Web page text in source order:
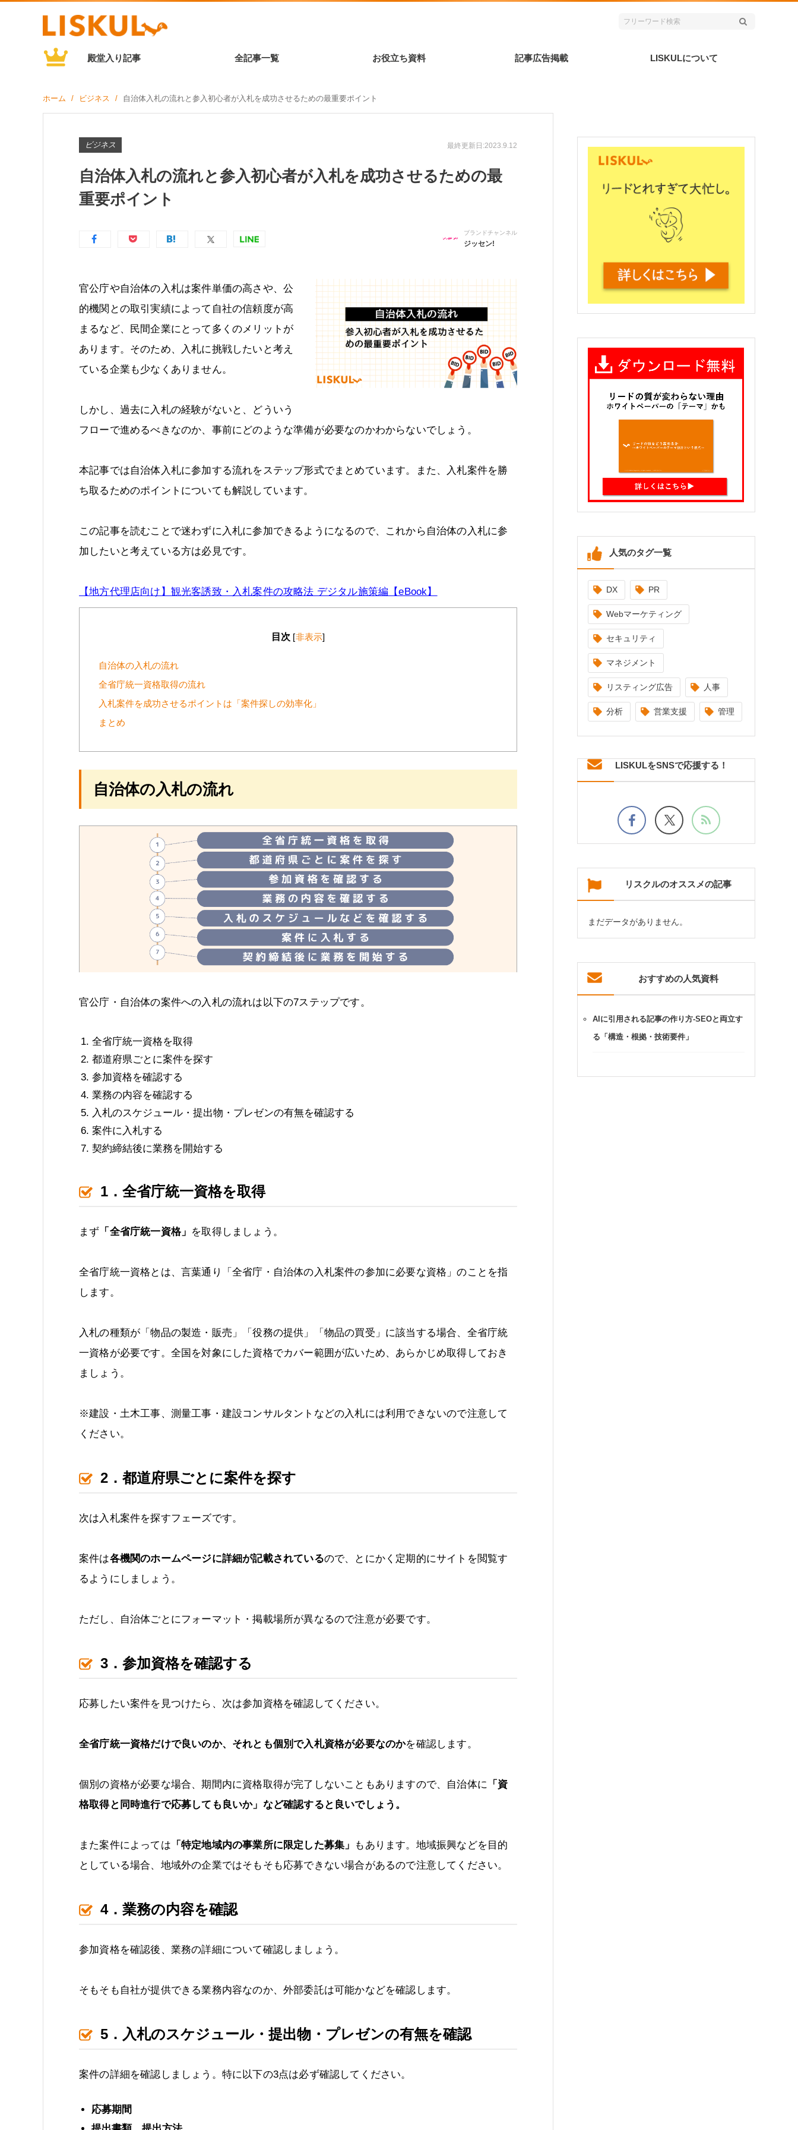
殿堂入り記事 全記事一覧 お役立ち資料 記事広告掲載 LISKULについて
ホーム ビジネス 自治体入札の流れと参入初心者が入札を成功させるための最重要ポイント
ビジネス 最終更新日:2023.9.12
自治体入札の流れと参入初心者が入札を成功させるための最
重要ポイント
ブランドチャンネル
ジッセン!
官公庁や自治体の入札は案件単価の高さや、公
的機関との取引実績によって自社の信頼度が高
まるなど、民間企業にとって多くのメリットが
あります。そのため、入札に挑戦したいと考え
ている企業も少なくありません。
しかし、過去に入札の経験がないと、どういう
フローで進めるべきなのか、事前にどのような準備が必要なのかわからないでしょう。
本記事では自治体入札に参加する流れをステップ形式でまとめています。また、入札案件を勝
ち取るためのポイントについても解説しています。
この記事を読むことで迷わずに入札に参加できるようになるので、これから自治体の入札に参
加したいと考えている方は必見です。
【地方代理店向け】観光客誘致・入札案件の攻略法 デジタル施策編【eBook】
目次 [非表示]
自治体の入札の流れ
全省庁統一資格取得の流れ
入札案件を成功させるポイントは「案件探しの効率化」
まとめ
自治体の入札の流れ
官公庁・自治体の案件への入札の流れは以下の7ステップです。
全省庁統一資格を取得
都道府県ごとに案件を探す
参加資格を確認する
業務の内容を確認する
入札のスケジュール・提出物・プレゼンの有無を確認する
案件に入札する
契約締結後に業務を開始する
1．全省庁統一資格を取得
まず 「全省庁統一資格」 を取得しましょう。
全省庁統一資格とは、言葉通り「全省庁・自治体の入札案件の参加に必要な資格」のことを指
します。
入札の種類が「物品の製造・販売」「役務の提供」「物品の買受」に該当する場合、全省庁統
一資格が必要です。全国を対象にした資格でカバー範囲が広いため、あらかじめ取得しておき
ましょう。
※建設・土木工事、測量工事・建設コンサルタントなどの入札には利用できないので注意して
ください。
2．都道府県ごとに案件を探す
次は入札案件を探すフェーズです。
案件は各機関のホームページに詳細が記載されているので、とにかく定期的にサイトを閲覧す
るようにしましょう。
ただし、自治体ごとにフォーマット・掲載場所が異なるので注意が必要です。
3．参加資格を確認する
応募したい案件を見つけたら、次は参加資格を確認してください。
全省庁統一資格だけで良いのか、それとも個別で入札資格が必要なのかを確認します。
個別の資格が必要な場合、期間内に資格取得が完了しないこともありますので、自治体に 「資
格取得と同時進行で応募しても良いか」など確認すると良いでしょう。
また案件によっては 「特定地域内の事業所に限定した募集」
もあります。地域振興などを目的
としている場合、地域外の企業ではそもそも応募できない場合があるので注意してください。
4．業務の内容を確認
参加資格を確認後、業務の詳細について確認しましょう。
そもそも自社が提供できる業務内容なのか、外部委託は可能かなどを確認します。
5．入札のスケジュール・提出物・プレゼンの有無を確認
案件の詳細を確認しましょう。特に以下の3点は必ず確認してください。
応募期間
人気のタグ一覧
DX PR
Webマーケティング
セキュリティ
マネジメント
リスティング広告 人事
分析 営業支援 管理
LISKULをSNSで応援する！
リスクルのオススメの記事
まだデータがありません。
おすすめの人気資料
AIに引用される記事の作り方-SEOと両立す
る「構造・根拠・技術要件」